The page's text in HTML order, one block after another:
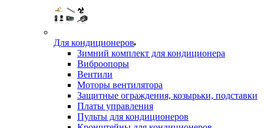
Для кондиционеров
Зимний комплект для кондиционера
Виброопоры
Вентили
Моторы вентилятора
Защитные ограждения, козырьки, подставки
Платы управления
Пульты для кондиционеров